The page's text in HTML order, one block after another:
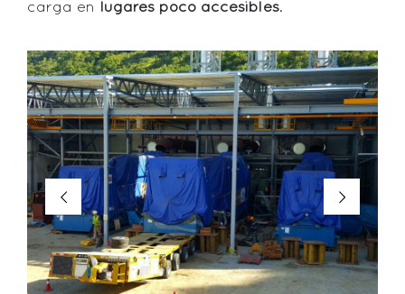
carga en lugares poco accesibles.